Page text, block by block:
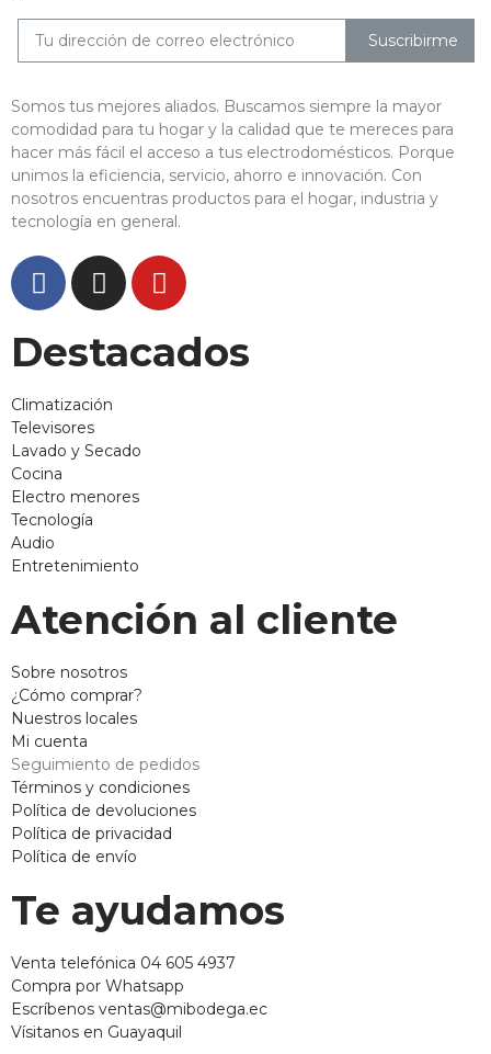
Suscribirme
Somos tus mejores aliados. Buscamos siempre la mayor
comodidad para tu hogar y la calidad que te mereces para
hacer más fácil el acceso a tus electrodomésticos. Porque
unimos la eficiencia, servicio, ahorro e innovación. Con
nosotros encuentras productos para el hogar, industria y
tecnología en general.
Destacados
Climatización
Televisores
Lavado y Secado
Cocina
Electro menores
Tecnología
Audio
Entretenimiento
Atención al cliente
Sobre nosotros
¿Cómo comprar?
Nuestros locales
Mi cuenta
Seguimiento de pedidos
Términos y condiciones
Política de devoluciones
Política de privacidad
Política de envío
Te ayudamos
Venta telefónica 04 605 4937
Compra por Whatsapp
Escríbenos ventas@mibodega.ec
Vísitanos en Guayaquil